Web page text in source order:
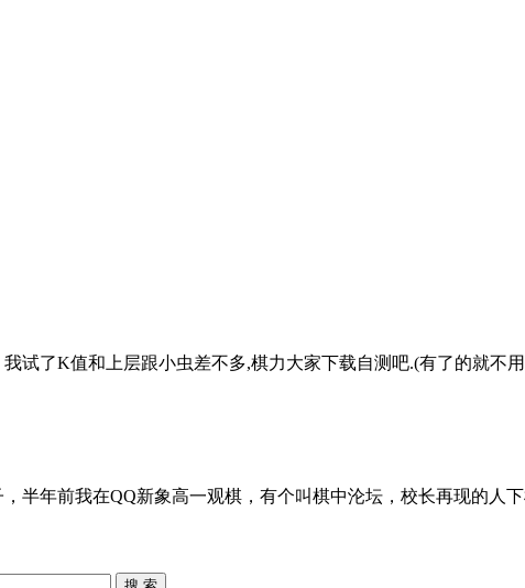
试了K值和上层跟小虫差不多,棋力大家下载自测吧.(有了的就不
半年前我在QQ新象高一观棋，有个叫棋中沦坛，校长再现的人